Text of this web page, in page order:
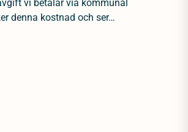
vi betalar via kommunal
denna kostnad och ser…